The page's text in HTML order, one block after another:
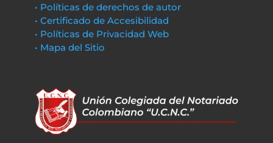
• Políticas de derechos de autor
• Certificado de Accesibilidad
• Políticas de Privacidad Web
• Mapa del Sitio